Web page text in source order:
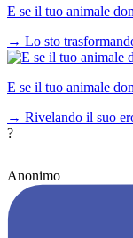
E se il tuo animale
→ Lo sto
E se il tuo animale
→ Rivelando il suo
?
Anonimo